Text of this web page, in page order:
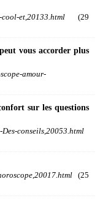
et,20133.html (29
vous accorder plus
amour-
sur les questions
conseils,20053.html
(25